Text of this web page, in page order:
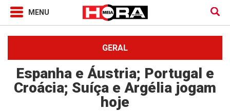
GERAL
Espanha e Áustria; Portugal e
Croácia; Suíça e Argélia jogam
hoje